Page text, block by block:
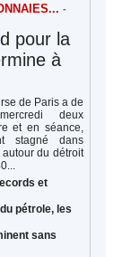
-
pour la
à
de Paris a de
deux
et en séance,
stagné dans
du détroit
et
pétrole, les
sans